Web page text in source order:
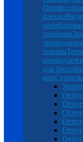
пленка
дачи
приборы
ликвидация
товары
для
яиц